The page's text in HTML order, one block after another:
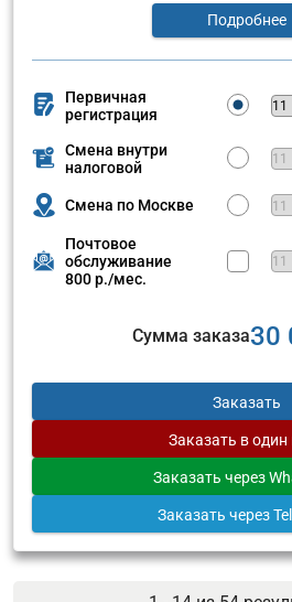
Подробнее
Первичная
регистрация
Смена внутри
налоговой
Смена по Москве
Почтовое
обслуживание
800 р./мес.
Сумма заказа30
Заказать
Заказать в один
Заказать через
Заказать через